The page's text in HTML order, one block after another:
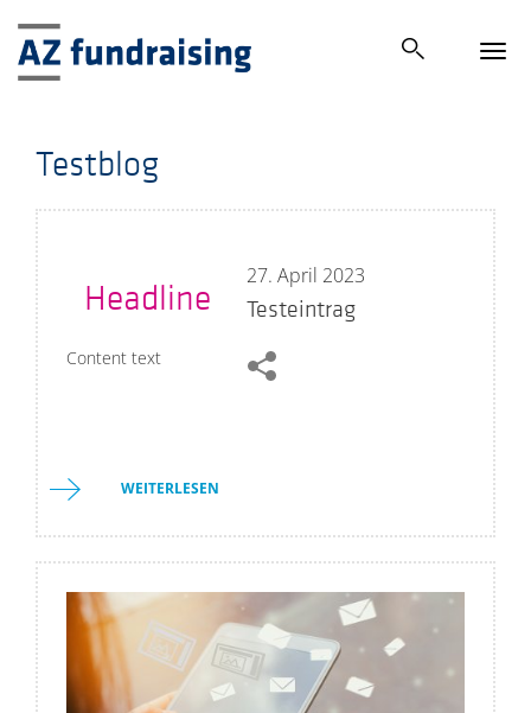
Testblog
Headline
Content text
27. April 2023
Testeintrag
WEITERLESEN